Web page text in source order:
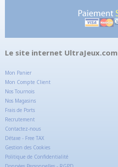
Le site internet UltraJeux.com
Mon Panier
Mon Compte Client
Nos Tournois
Nos Magasins
Frais de Ports
Recrutement
Contactez-nous
Détaxe - Free TAX
Gestion des Cookies
Politique de Confidentialité